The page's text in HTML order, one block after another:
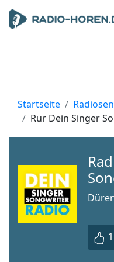
Startseite
Rur Dein Singer
1